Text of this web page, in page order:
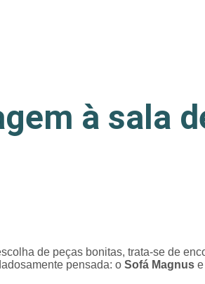
à sala
de peças bonitas, trata-se de
pensada: o Sofá Magnus